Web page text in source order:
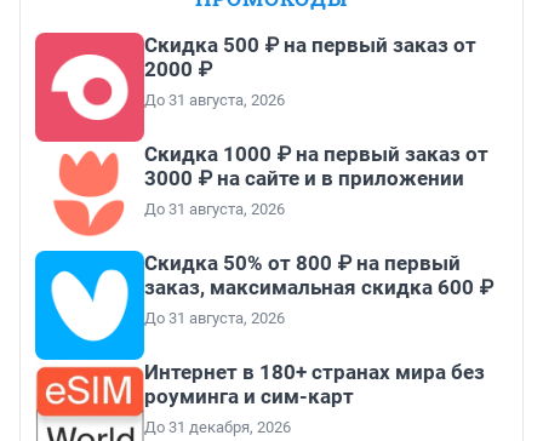
Скидка 500 ₽ на первый заказ от
2000 ₽
До 31 августа, 2026
Скидка 1000 ₽ на первый заказ от
3000 ₽ на сайте и в приложении
До 31 августа, 2026
Скидка 50% от 800 ₽ на первый
заказ, максимальная скидка 600 ₽
До 31 августа, 2026
Интернет в 180+ странах мира без
роуминга и сим-карт
До 31 декабря, 2026